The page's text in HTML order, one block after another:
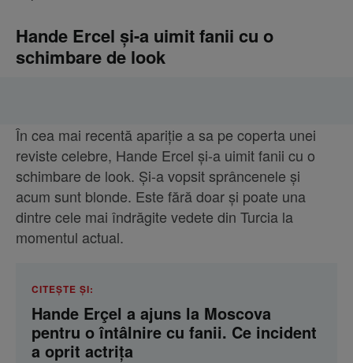
Hande Ercel și-a uimit fanii cu o
schimbare de look
În cea mai recentă apariție a sa pe coperta unei
reviste celebre, Hande Ercel și-a uimit fanii cu o
schimbare de look. Și-a vopsit sprâncenele și
acum sunt blonde. Este fără doar și poate una
dintre cele mai îndrăgite vedete din Turcia la
momentul actual.
CITEȘTE ȘI:
Hande Erçel a ajuns la Moscova
pentru o întâlnire cu fanii. Ce incident
a oprit actrița